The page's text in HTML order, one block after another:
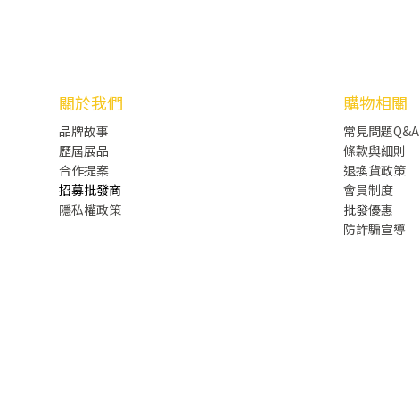
關於我們
品牌故事
歷屆展品
合作提案
招募批發商
隱私權政策
購物相關
常見問題Q&A
條款與細則
退換貨政策
會員制度
批發優惠
防詐騙宣導